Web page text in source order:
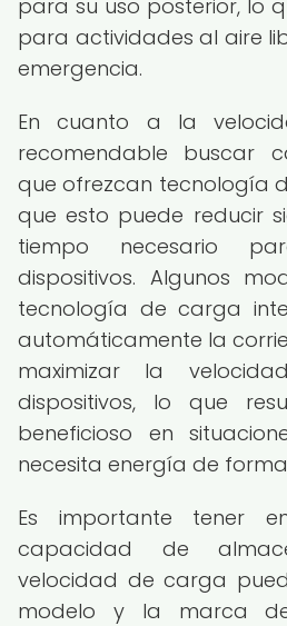
para su uso posterior, lo
para actividades al aire
emergencia.
En cuanto a la
recomendable buscar
que ofrezcan tecnología
que esto puede reducir
tiempo necesario
dispositivos. Algunos
tecnología de carga
automáticamente la
maximizar la
dispositivos, lo que
beneficioso en
necesita energía de
Es importante tener
capacidad de
velocidad de carga
modelo y la marca